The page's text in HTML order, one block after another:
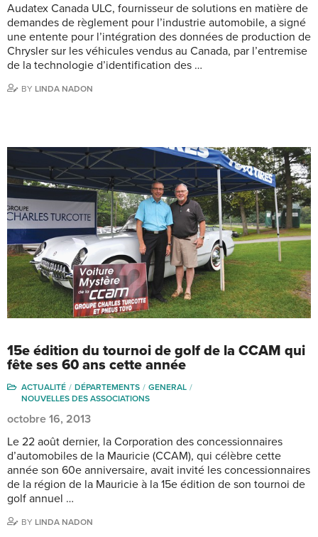
Audatex Canada ULC, fournisseur de solutions en matière de
demandes de règlement pour l’industrie automobile, a signé
une entente pour l’intégration des données de production de
Chrysler sur les véhicules vendus au Canada, par l’entremise
de la technologie d’identification des …
BY LINDA NADON
15e édition du tournoi de golf de la CCAM qui
fête ses 60 ans cette année
ACTUALITÉ DÉPARTEMENTS
GENERAL
NOUVELLES DES ASSOCIATIONS
octobre 16, 2013
Le 22 août dernier, la Corporation des concessionnaires
d’automobiles de la Mauricie (CCAM), qui célèbre cette
année son 60e anniversaire, avait invité les concessionnaires
de la région de la Mauricie à la 15e édition de son tournoi de
golf annuel …
BY LINDA NADON